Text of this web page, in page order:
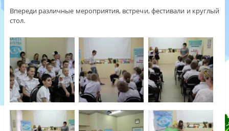
Впереди различные мероприятия, встречи, фестивали и круглый
стол.